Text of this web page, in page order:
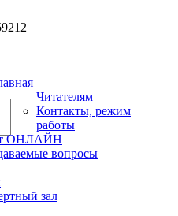
Читателям
Контакты, режим
работы
ОНЛАЙН
вопросы
зал